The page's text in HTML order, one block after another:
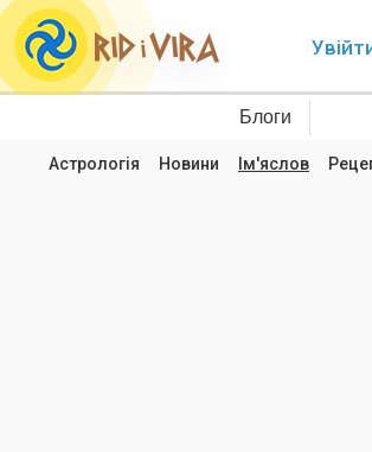
Блоги
Астрологія Новини Ім'яслов